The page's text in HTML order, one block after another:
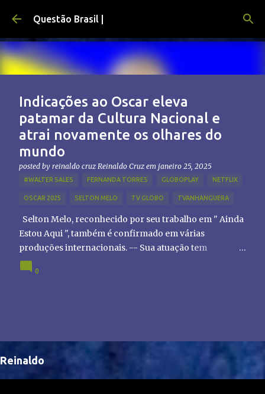
Pular para o conteúdo principal
Questão Brasil |
Indicações ao Oscar eleva
patamar da Cultura Nacional e
atrai novamente os olhares do
mundo
posted by reinaldo cruz Reinaldo Cruz em janeiro 25, 2025
#WALTER SALES FERNANDA TORRES GLOBOPLAY NETFLIX
OSCAR 2025 SELTON MELO TV GLOBO TVANHANGUERA
Selton Melo, reconhecido por seu trabalho em " Ainda
Estou Aqui ", também é confirmado em várias
produções internacionais. -- Sua atuação tem
chamado atenção de diretores e produtores fora do
Brasil, abrindo portas para novas oportunidades no
0
Reinaldo